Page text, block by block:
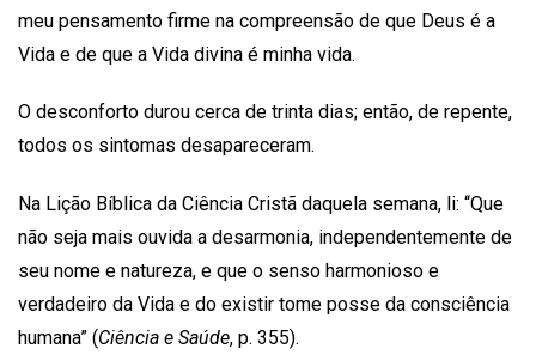
meu pensamento firme na compreensão de que Deus é a
Vida e de que a Vida divina é minha vida.
O desconforto durou cerca de trinta dias; então, de repente,
todos os sintomas desapareceram.
Na Lição Bíblica da Ciência Cristã daquela semana, li: “Que
não seja mais ouvida a desarmonia, independentemente de
seu nome e natureza, e que o senso harmonioso e
verdadeiro da Vida e do existir tome posse da consciência
humana” (Ciência e Saúde, p. 355).